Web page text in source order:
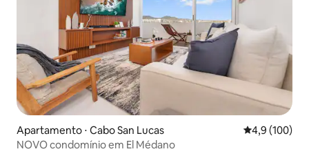
Apartamento ⋅ Cabo San Lucas 4,9 de uma
4,9 (100)
NOVO condomínio em El Médano